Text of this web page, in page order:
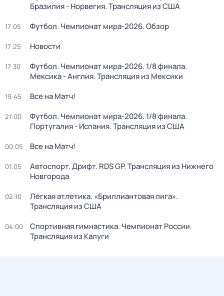
Бразилия - Норвегия. Трансляция из США
17:05 Футбол. Чемпионат мира-2026. Обзор
17:25 Новости
17:30
Футбол. Чемпионат мира-2026. 1/8 финала.
Мексика - Англия. Трансляция из Мексики
19:45 Все на Матч!
21:00
Футбол. Чемпионат мира-2026. 1/8 финала.
Португалия - Испания. Трансляция из США
00:05 Все на Матч!
01:05
Автоспорт. Дрифт. RDS GP. Трансляция из Нижнего
Новгорода
02:10
Лёгкая атлетика. «Бриллиантовая лига».
Трансляция из США
04:00
Спортивная гимнастика. Чемпионат России.
Трансляция из Калуги